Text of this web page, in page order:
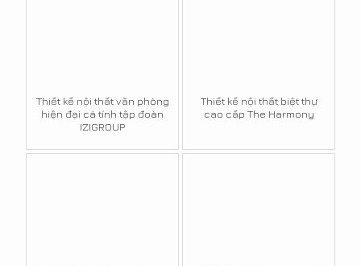
Thiết kế nội thất văn phòng
hiện đại cá tính tập đoàn
IZIGROUP
Thiết kế nội thất biệt thự
cao cấp The Harmony